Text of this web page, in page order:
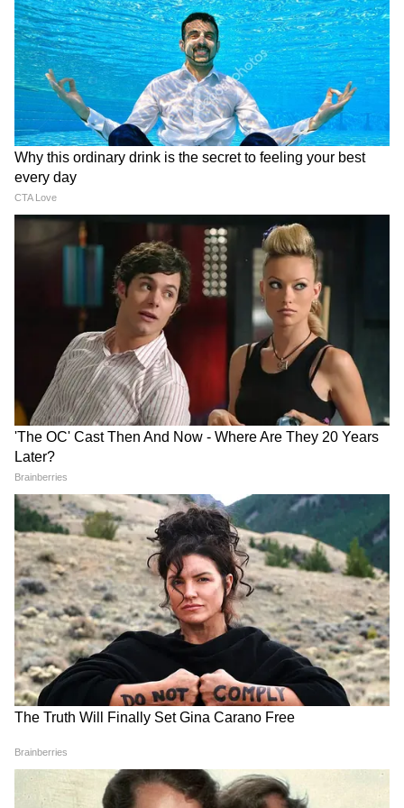
Bengaluru News: শহরের
একাধিক লাক্সারি হোটেলের
খাবারে ফাঙ্গাস, পচা মাংস
দেওয়ার অভিযোগ, তুঙ্গে বিতর্ক
UPI Payments: ইউপিআই
ব্যবহারে এবার থেকে কত টাকা
গুণতে হবে? সব স্পষ্ট করে
জানাল পেমেন্টস কাউন্সিল
Assam Floods: অসমে বন্যা
পরিস্থিতি আরও ভয়াবহ, মৃতের
সংখ্যা বেড়ে ৯৮
অষ্টম বেতন কমিশন: ৭ বছরে
বেতন দ্বিগুণ হওয়ার ৩ কারণ,
দেখুন ফিটমেন্ট ফ্যাক্টরের হিসেব
LATEST VIDEOS
Dilip Ghosh: 'কেউ তৃণমূলীদের দলে নিলে
বার্তা দিলীপের
Suvendu Adhikari: ভবানীপুরের গুরুদ্বারে
গিয়ে বড় কথা মুখ্যমন্ত্রী শুভেন্দুর, হৃদয়
ছুঁলেন শিখদের